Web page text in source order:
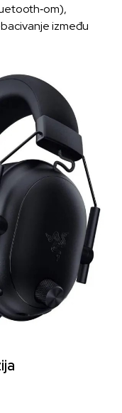
između